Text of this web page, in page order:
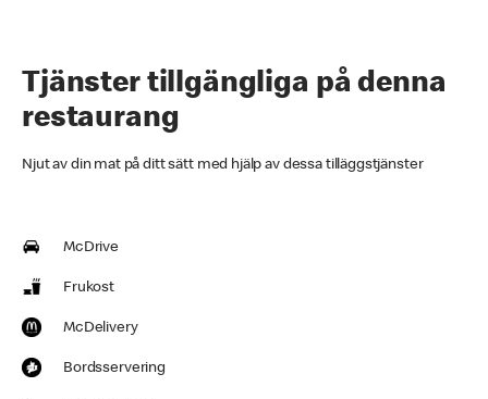
Tjänster tillgängliga på denna
restaurang
Njut av din mat på ditt sätt med hjälp av dessa tilläggstjänster
McDrive
Frukost
McDelivery
Bordsservering